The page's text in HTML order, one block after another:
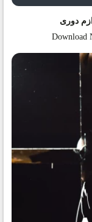
ازم دوری
Download